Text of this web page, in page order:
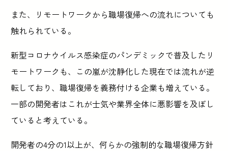
また、リモートワークから職場復帰への流れについても
触れられている。
新型コロナウイルス感染症のパンデミックで普及したリ
モートワークも、この嵐が沈静化した現在では流れが逆
転しており、職場復帰を義務付ける企業も増えている。
一部の開発者はこれが士気や業界全体に悪影響を及ぼし
ていると考えている。
開発者の4分の1以上が、何らかの強制的な職場復帰方針